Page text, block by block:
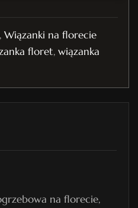
, Wiązanki na florecie
floret, wiązanka
na florecie,